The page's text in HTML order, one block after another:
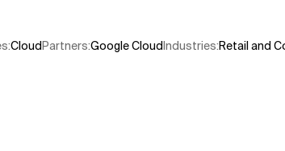
:CloudPartners:Google CloudIndustries:Retail and